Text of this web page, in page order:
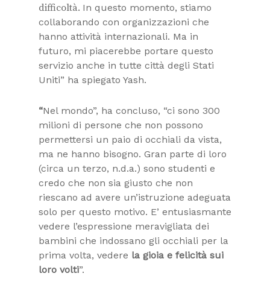
difficoltà. In questo momento, stiamo
collaborando con organizzazioni che
hanno attività internazionali. Ma in
futuro, mi piacerebbe portare questo
servizio anche in tutte città degli Stati
Uniti” ha spiegato Yash.
“Nel mondo”, ha concluso, “ci sono 300
milioni di persone che non possono
permettersi un paio di occhiali da vista,
ma ne hanno bisogno. Gran parte di loro
(circa un terzo, n.d.a.) sono studenti e
credo che non sia giusto che non
riescano ad avere un’istruzione adeguata
solo per questo motivo. E’ entusiasmante
vedere l’espressione meravigliata dei
bambini che indossano gli occhiali per la
prima volta, vedere la gioia e felicità sui
loro volti”.